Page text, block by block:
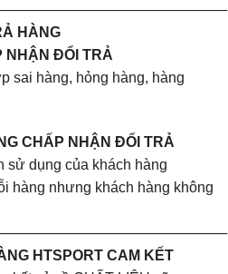
HÀNG
NHẬN ĐỔI TRẢ
sai hàng, hỏng hàng, hàng
CHẤP NHẬN ĐỔI TRẢ
sử dụng của khách hàng
hàng nhưng khách hàng không
HTSPORT CAM KẾT